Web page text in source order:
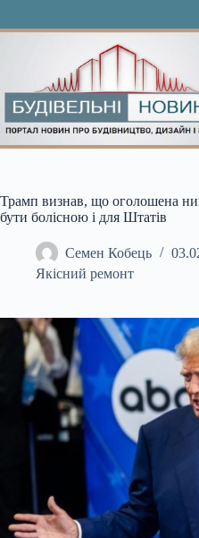
Трамп визнав, що оголошена
бути болісною і для Штатів
Семен Кобець
Якісний ремонт